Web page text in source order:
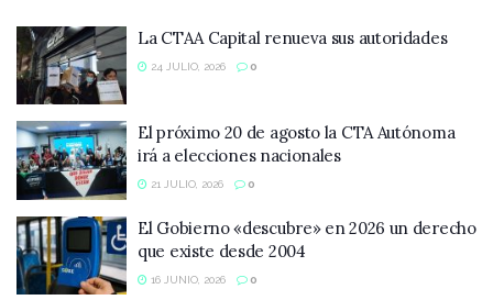
La CTAA Capital renueva sus autoridades
24 JULIO, 2026 0
El próximo 20 de agosto la CTA Autónoma
irá a elecciones nacionales
21 JULIO, 2026 0
El Gobierno «descubre» en 2026 un derecho
que existe desde 2004
16 JUNIO, 2026 0